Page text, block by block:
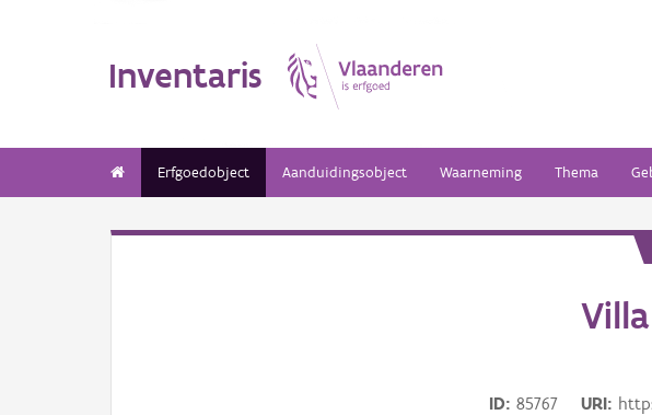
Inventaris
Erfgoedobject Aanduidingsobject Waarneming Thema
ID
85767 URI